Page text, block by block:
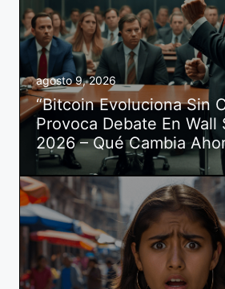
agosto 9, 2026
“Bitcoin Evoluciona Sin
Provoca Debate En Wall
2026 – Qué Cambia